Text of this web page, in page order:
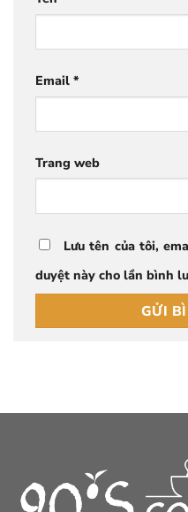
Email *
Trang web
Lưu tên của tôi,
duyệt này cho lần bình